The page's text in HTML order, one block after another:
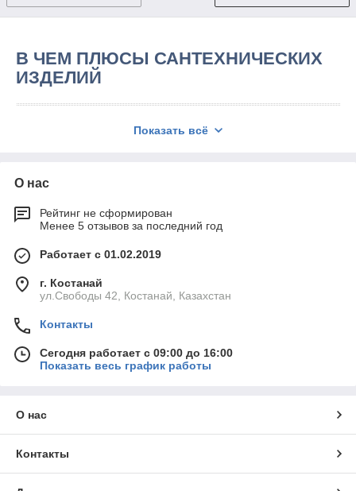
В ЧЕМ ПЛЮСЫ САНТЕХНИЧЕСКИХ
ИЗДЕЛИЙ
Использование сифонов позволяет изымать мелкие
✓
Трапы обеспечивают защиту ванных комнат от
неприятных запахов из канализации посредством
разных случаев применения.
✓
Сифоны представлены в разнообразных
модификациях, среди которых есть изделия с двумя
умывальников или моек и бытовой техники.
Повышенная прочность изделий обусловлена
✓
Грамотно спроектированная сливная система с
Показать всё
О нас
Рейтинг не сформирован
Менее 5 отзывов за последний год
Работает с 01.02.2019
г. Костанай
ул.Свободы 42, Костанай, Казахстан
Контакты
Сегодня работает с 09:00 до 16:00
Показать весь график работы
О нас
Контакты